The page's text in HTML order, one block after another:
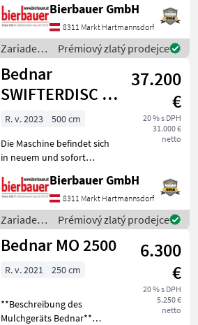
Zustand und kann nach
telefonischer Vereinbarung
gerne vor Ort besichtigt
und geprüft we
Bierbauer GmbH
8311 Markt Hartmannsdorf
Zariadenia
na
obrábanie
pôdy /
Bednar
Prémiový zlatý prodejce
Bednar
SWIFTERDISC XN
5000
37.200
€
20 % s DPH
31.000 €
netto
R. v. 2023
500 cm
Die Maschine befindet sich
in neuem und sofort
und kann nach
telefonischer Vereinbarung
gerne vor Ort besichtigt
werden. Neumaschine sofo
Bierbauer GmbH
8311 Markt Hartmannsdorf
Zariadenia
na
obrábanie
Bednar
Prémiový zlatý prodejce
Bednar MO 2500
6.300
€
20 % s DPH
5.250 €
netto
R. v. 2021 250 cm
**Beschreibung des
Mulchgeräts Bednar**